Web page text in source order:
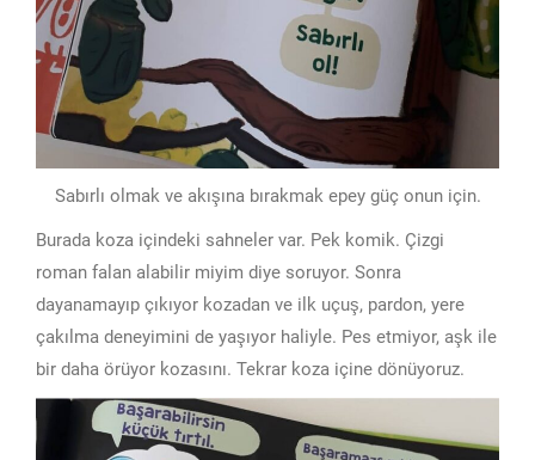
Sabırlı olmak ve akışına bırakmak epey güç onun için.
Burada koza içindeki sahneler var. Pek komik. Çizgi
roman falan alabilir miyim diye soruyor. Sonra
dayanamayıp çıkıyor kozadan ve ilk uçuş, pardon, yere
çakılma deneyimini de yaşıyor haliyle. Pes etmiyor, aşk ile
bir daha örüyor kozasını. Tekrar koza içine dönüyoruz.